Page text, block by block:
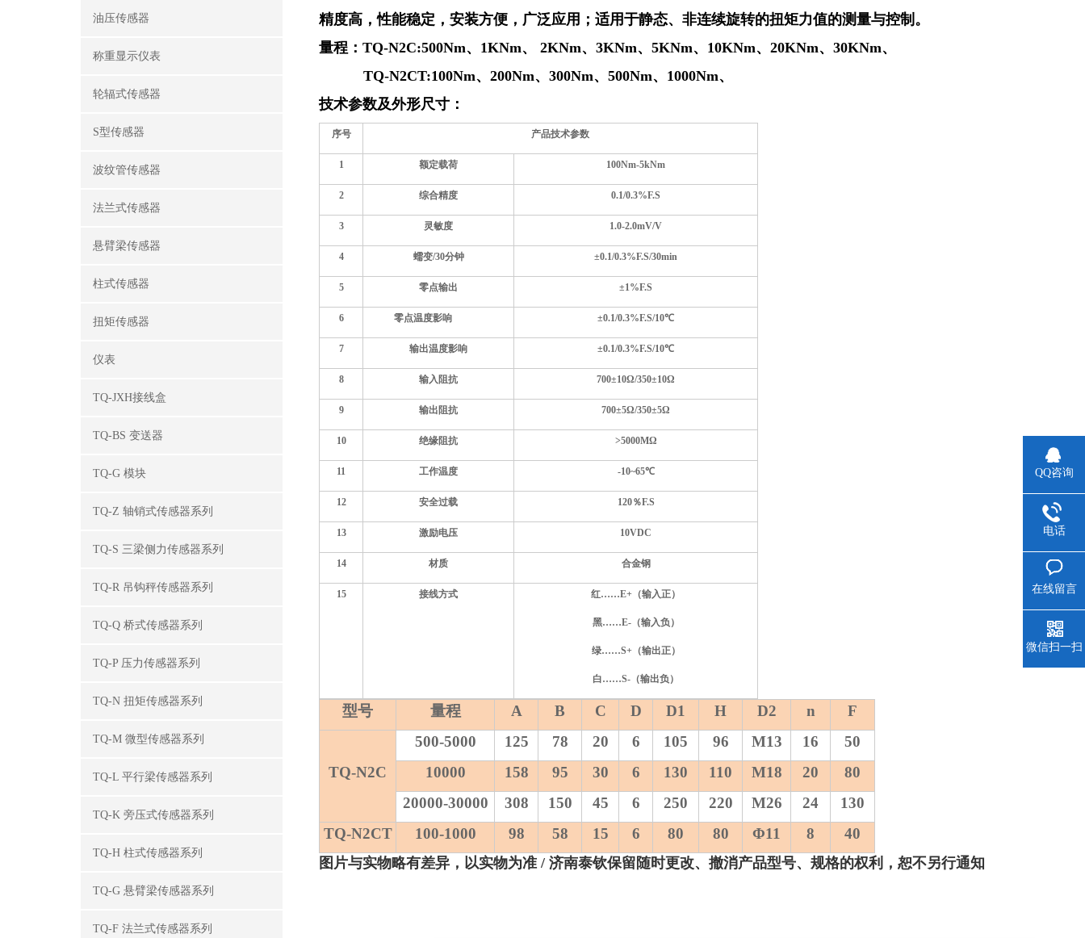
油压传感器
称重显示仪表
轮辐式传感器
S型传感器
波纹管传感器
法兰式传感器
悬臂梁传感器
柱式传感器
扭矩传感器
仪表
TQ-JXH接线盒
TQ-BS 变送器
TQ-G 模块
TQ-Z 轴销式传感器系列
TQ-S 三梁侧力传感器系列
TQ-R 吊钩秤传感器系列
TQ-Q 桥式传感器系列
TQ-P 压力传感器系列
TQ-N 扭矩传感器系列
TQ-M 微型传感器系列
TQ-L 平行梁传感器系列
TQ-K 旁压式传感器系列
TQ-H 柱式传感器系列
TQ-G 悬臂梁传感器系列
TQ-F 法兰式传感器系列
精度高，性能稳定，安装方便，广泛应用；适用于静态、非连续旋转的扭矩力值的测量与控制。
量程：TQ-N2C:500Nm、1KNm、 2KNm、3KNm、5KNm、10KNm、20KNm、30KNm、
TQ-N2CT:100Nm、200Nm、300Nm、500Nm、1000Nm、
技术参数及外形尺寸：
序号 产品技术参数
1 额定载荷 100Nm-5kNm
2 综合精度 0.1/0.3%F.S
3 灵敏度 1.0-2.0mV/V
4 蠕变/30分钟 ±0.1/0.3%F.S/30min
5 零点输出 ±1%F.S
6 零点温度影响 ±0.1/0.3%F.S/10℃
7 输出温度影响 ±0.1/0.3%F.S/10℃
8 输入阻抗 700±10Ω/350±10Ω
9 输出阻抗 700±5Ω/350±5Ω
10 绝缘阻抗 >5000MΩ
11 工作温度 -10~65℃
12 安全过载 120％F.S
13 激励电压 10VDC
14 材质 合金钢
15 接线方式 红……E+（输入正）
黑……E-（输入负）
绿……S+（输出正）
白……S-（输出负）
型号 量程 A B C D D1 H D2 n F
TQ-N2C
500-5000 125 78 20 6 105 96 M13 16
50
10000
158 95 30 6 130 110 M18 20
80
20000-30000
308 150 45 6 250 220 M26 24
130
TQ-N2CT
100-1000 98 58 15 6 80 80 Φ11 8 40
图片与实物略有差异，以实物为准 / 济南泰钦保留随时更改、撤消产品型号、规格的权利，恕不另行通知
QQ咨询
电话
在线留言
微信扫一扫